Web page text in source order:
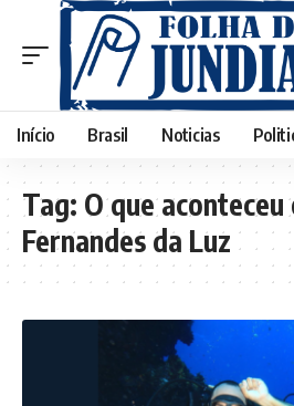
Início Brasil Noticias
Tag: O que
Fernandes da Luz